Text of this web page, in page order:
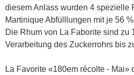
diesem Anlass wurden 4 spezielle
Martinique Abfülllungen mit je 56
Die Rhum von La Faborite sind zu
Verarbeitung des Zuckerrohrs bis
La Favorite «180em récolte - Mai»